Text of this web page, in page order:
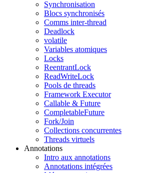
Synchronisation
Blocs synchronisés
Comms inter-thread
Deadlock
volatile
Variables atomiques
Locks
ReentrantLock
ReadWriteLock
Pools de threads
Framework Executor
Callable & Future
CompletableFuture
Fork/Join
Collections concurrentes
Threads virtuels
Annotations
Intro aux annotations
Annotations intégrées